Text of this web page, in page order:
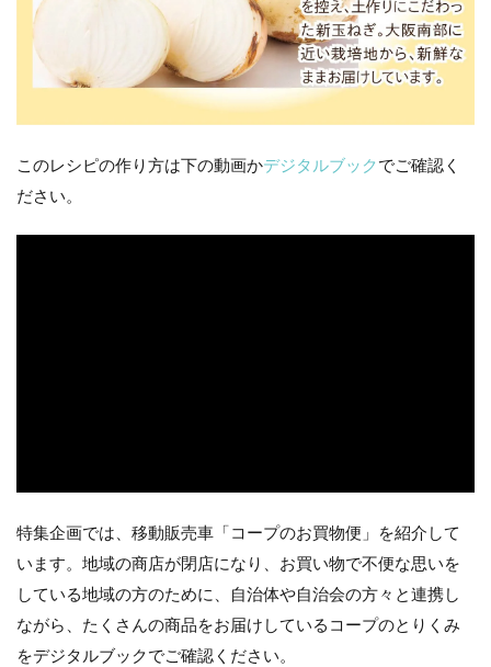
このレシピの作り方は下の動画かデジタルブックでご確認く
ださい。
特集企画では、移動販売車「コープのお買物便」を紹介して
います。地域の商店が閉店になり、お買い物で不便な思いを
している地域の方のために、自治体や自治会の方々と連携し
ながら、たくさんの商品をお届けしているコープのとりくみ
をデジタルブックでご確認ください。